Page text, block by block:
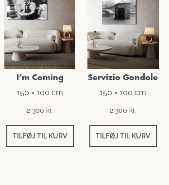
I’m Coming
150 × 100 cm
2 300 kr.
TILFØJ TIL KURV
Servizio Gondole
150 × 100 cm
2 300 kr.
TILFØJ TIL KURV